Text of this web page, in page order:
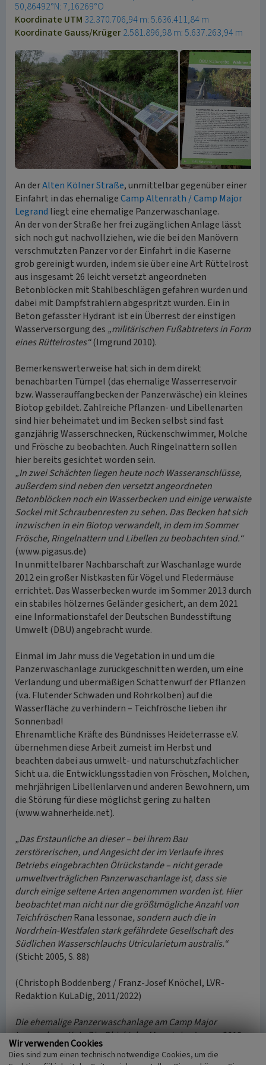
50,86492°N: 7,16269°O
Koordinate UTM 32.370.706,94 m: 5.636.411,84 m
Koordinate Gauss/Krüger2.581.896,98 m: 5.637.263,94 m
An derAlten Kölner Straße, unmittelbar gegenüber einer
Einfahrt in das ehemaligeCamp Altenrath / Camp Major
Legrand liegt eine ehemalige Panzerwaschanlage.
An der von der Straße her frei zugänglichen Anlage lässt
sich noch gut nachvollziehen, wie die bei den Manövern
verschmutzten Panzer vor der Einfahrt in die Kaserne
grob gereinigt wurden, indem sie über eine Art Rüttelrost
aus insgesamt 26 leicht versetzt angeordneten
Betonblöcken mit Stahlbeschlägen gefahren wurden und
dabei mit Dampfstrahlern abgespritzt wurden. Ein in
Beton gefasster Hydrant ist ein Überrest der einstigen
Wasserversorgung des „militärischen Fußabtreters in Form
eines Rüttelrostes“(Imgrund 2010).
Bemerkenswerterweise hat sich in dem direkt
benachbarten Tümpel (das ehemalige Wasserreservoir
bzw. Wasserauffangbecken der Panzerwäsche) ein kleines
Biotop gebildet. Zahlreiche Pflanzen- und Libellenarten
sind hier beheimatet und im Becken selbst sind fast
ganzjährig Wasserschnecken, Rückenschwimmer, Molche
und Frösche zu beobachten. Auch Ringelnattern sollen
hier bereits gesichtet worden sein.
„In zwei Schächten liegen heute noch Wasseranschlüsse,
außerdem sind neben den versetzt angeordneten
Betonblöcken noch ein Wasserbecken und einige verwaiste
Sockel mit Schraubenresten zu sehen. Das Becken hat sich
inzwischen in ein Biotop verwandelt, in dem im Sommer
Frösche, Ringelnattern und Libellen zu beobachten sind.“
(www.pigasus.de)
In unmittelbarer Nachbarschaft zur Waschanlage wurde
2012 ein großer Nistkasten für Vögel und Fledermäuse
errichtet. Das Wasserbecken wurde im Sommer 2013 durch
ein stabiles hölzernes Geländer gesichert, an dem 2021
eine Informationstafel der Deutschen Bundesstiftung
Umwelt (DBU) angebracht wurde.
Einmal im Jahr muss die Vegetation in und um die
Panzerwaschanlage zurückgeschnitten werden, um eine
Verlandung und übermäßigen Schattenwurf der Pflanzen
(v.a. Flutender Schwaden und Rohrkolben) auf die
Wasserfläche zu verhindern – Teichfrösche lieben ihr
Sonnenbad!
Ehrenamtliche Kräfte des Bündnisses Heideterrasse e.V.
übernehmen diese Arbeit zumeist im Herbst und
beachten dabei aus umwelt- und naturschutzfachlicher
Sicht u.a. die Entwicklungsstadien von Fröschen, Molchen,
mehrjährigen Libellenlarven und anderen Bewohnern, um
die Störung für diese möglichst gering zu halten
(www.wahnerheide.net).
„Das Erstaunliche an dieser – bei ihrem Bau
zerstörerischen, und Angesicht der im Verlaufe ihres
Betriebs eingebrachten Ölrückstande – nicht gerade
umweltverträglichen Panzerwaschanlage ist, dass sie
durch einige seltene Arten angenommen worden ist. Hier
beobachtet man nicht nur die größtmögliche Anzahl von
TeichfröschenRana lessonae, sondern auch die in
Nordrhein-Westfalen stark gefährdete Gesellschaft des
Südlichen Wasserschlauchs Utricularietum australis.“
(Sticht 2005, S. 88)
(Christoph Boddenberg / Franz-Josef Knöchel, LVR-
Redaktion KuLaDig, 2011/2022)
Die ehemalige Panzerwaschanlage am Camp Major
Legrand war KuLaDig-Objekt des Monats im Januar 2012.
Internet
Wir verwenden Cookies
Dies sind zum einen technisch notwendige Cookies, um die